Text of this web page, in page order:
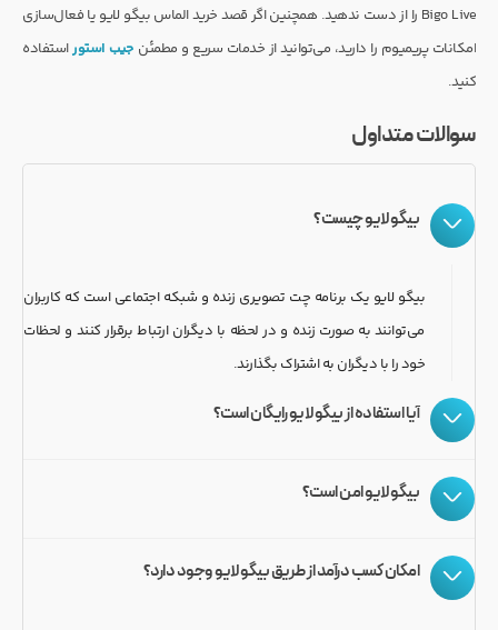
Bigo Live را از دست ندهید. همچنین اگر قصد خرید الماس بیگو لایو یا فعال‌سازی
امکانات پریمیوم را دارید، می‌توانید از خدمات سریع و مطمئن جیب استوراستفاده
کنید.
سوالات متداول
بیگو لایو چیست؟
بیگو لایو یک برنامه چت تصویری زنده و شبکه اجتماعی است که کاربران
می‌توانند به صورت زنده و در لحظه با دیگران ارتباط برقرار کنند و لحظات
خود را با دیگران به اشتراک بگذارند.
آیا استفاده از بیگو لایو رایگان است؟
بیگو لایو امن است؟
امکان کسب درآمد از طریق بیگو لایو وجود دارد؟